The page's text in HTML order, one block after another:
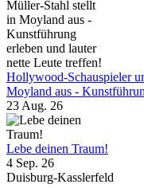
Hollywood-Schauspieler
Moyland aus -
23 Aug. 26
Lebe deinen Traum!
4 Sep. 26
Duisburg-Kasslerfeld